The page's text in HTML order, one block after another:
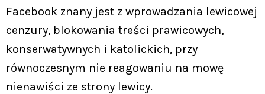
Facebook znany jest z wprowadzania lewicowej
cenzury, blokowania treści prawicowych,
konserwatywnych i katolickich, przy
równoczesnym nie reagowaniu na mowę
nienawiści ze strony lewicy.